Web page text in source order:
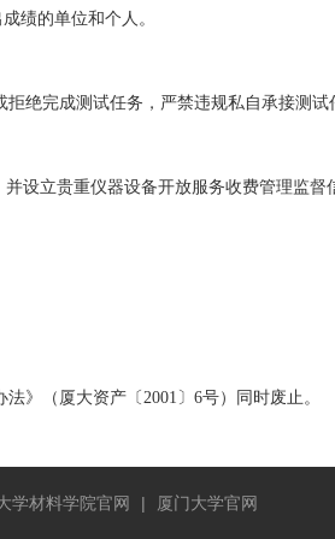
绩的单位和个人。
绝完成测试任务，严禁违规私自承接测试
设立贵重仪器设备开放服务收费管理监
》（厦大资产〔2001〕6号）同时废止。
学材料学院官网 | 厦门大学官网